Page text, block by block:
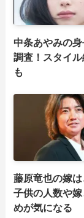
中条あやみの
調査！スタイ
も
藤原竜也の嫁は
子供の人数や
めが気になる